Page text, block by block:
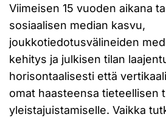
Viimeisen 15 vuoden aikana
sosiaalisen median kasvu,
joukkotiedotusvälineiden
kehitys ja julkisen tilan
horisontaalisesti että
omat haasteensa tieteellisen
yleistajuistamiselle. Vaikka